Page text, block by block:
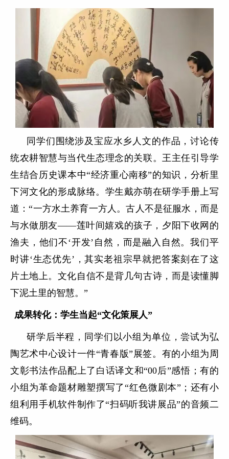
同学们围绕涉及宝应水乡人文的作品，讨论传
统农耕智慧与当代生态理念的关联。王主任引导学
生结合历史课本中“经济重心南移”的知识，分析里
下河文化的形成脉络。学生戴亦萌在研学手册上写
道：“一方水土养育一方人。古人不是征服水，而是
与水做朋友——莲叶间嬉戏的孩子，夕阳下收网的
渔夫，他们不‘开发’自然，而是融入自然。我们平
时讲‘生态优先’，其实老祖宗早就把答案刻在了这
片土地上。文化自信不是背几句古诗，而是读懂脚
下泥土里的智慧。”
成果转化：学生当起“文化策展人”
研学后半程，同学们以小组为单位，尝试为弘
陶艺术中心设计一件“青春版”展签。有的小组为周
文彰书法作品配上了白话译文和“00后”感悟；有的
小组为革命题材雕塑撰写了“红色微剧本”；还有小
组利用手机软件制作了“扫码听我讲展品”的音频二
维码。